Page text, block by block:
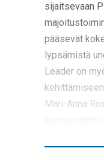
sijaitsevaan
pääsevät
lypsämistä
Leader on
Mari-Anna